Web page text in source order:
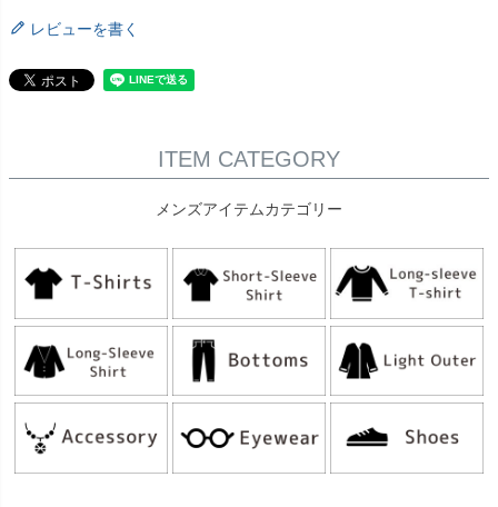
レビューを書く
ITEM CATEGORY
メンズアイテムカテゴリー